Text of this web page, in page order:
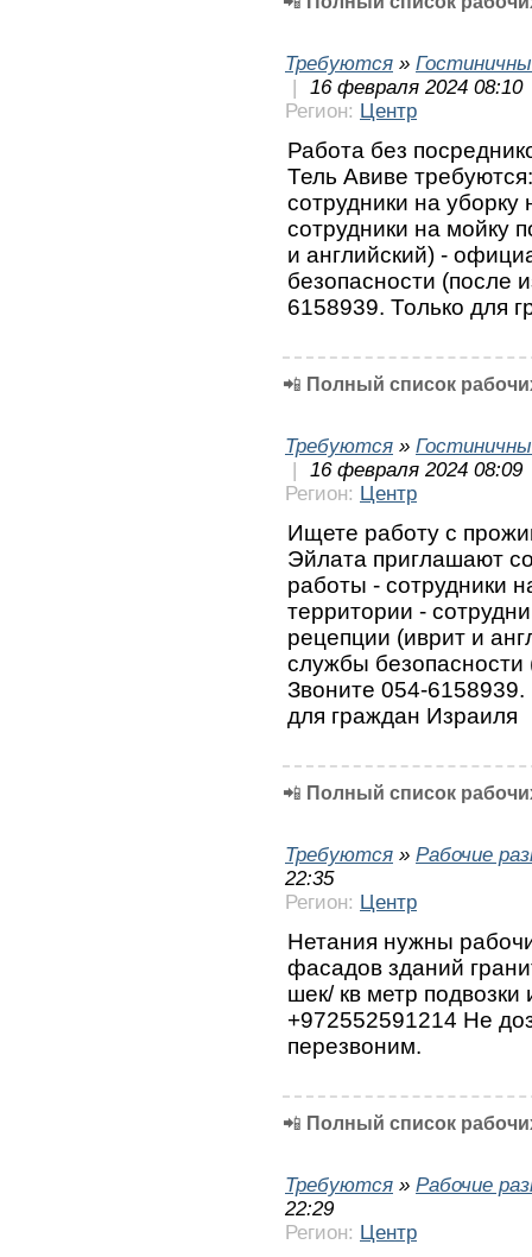
Требуются »
|
16 февраля 2024 08:10
Регион: Центр
Работа без
Тель Авиве
сотрудники на
сотрудники на мойку
и английский) -
безопасности (после
6158939. Только для
📲 Полный список
Требуются »
|
16 февраля 2024 08:09
Регион: Центр
Ищете работу с
Эйлата приглашают
работы - сотрудники
территории -
рецепции (иврит и
службы безопасности
Звоните 054-6158939.
для граждан Израиля
📲 Полный список
Требуются » Рабочие
22:35
Регион: Центр
Нетания нужны
фасадов зданий
шек/ кв метр
+972552591214 Не
перезвоним.
📲 Полный список
Требуются » Рабочие
22:29
Регион: Центр